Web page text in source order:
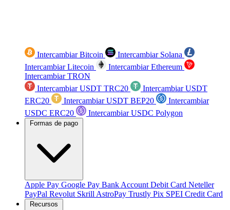
Intercambiar Bitcoin
Intercambiar Solana
Intercambiar Litecoin
Intercambiar Ethereum
Intercambiar TRON
Intercambiar USDT TRC20
Intercambiar USDT
ERC20
Intercambiar USDT BEP20
Intercambiar
USDC ERC20
Intercambiar USDC Polygon
Formas de pago
Apple Pay Google Pay Bank Account Debit Card Neteller
PayPal Revolut Skrill AstroPay Trustly Pix SPEI Credit Card
Recursos